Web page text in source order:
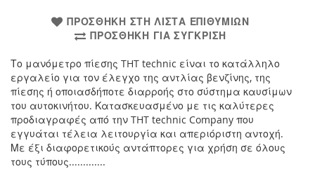
ΠΡΟΣΘΉΚΗ ΣΤΗ ΛΊΣΤΑ ΕΠΙΘΥΜΙΏΝ
ΠΡΟΣΘΉΚΗ ΓΙΑ ΣΎΓΚΡΙΣΗ
Το μανόμετρο πίεσης THT technic είναι το κατάλληλο
εργαλείο για τον έλεγχο της αντλίας βενζίνης, της
πίεσης ή οποιασδήποτε διαρροής στο σύστημα καυσίμων
του αυτοκινήτου. Κατασκευασμένο με τις καλύτερες
προδιαγραφές από την THT technic Company που
εγγυάται τέλεια λειτουργία και απεριόριστη αντοχή.
Με έξι διαφορετικούς αντάπτορες για χρήση σε όλους
τους τύπους.............